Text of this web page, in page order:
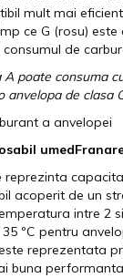
mult mai
ce G (rosu) este
de
A poate consuma
anvelopa de clasa
reprezinta
acoperit de un
intre 2
ºC pentru
reprezentata
buna